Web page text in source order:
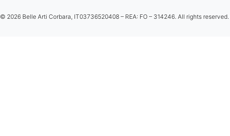
© 2026 Belle Arti Corbara, IT03736520408 – REA: FO – 314246. All rights reserved.